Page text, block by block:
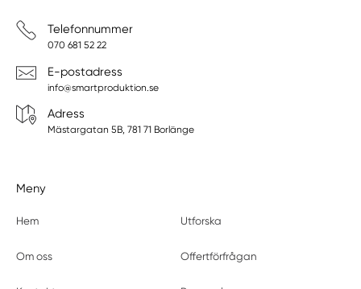
Telefonnummer
070 681 52 22
E-postadress
info@smartproduktion.se
Adress
Mästargatan 5B, 781 71 Borlänge
Meny
Hem Utforska
Om oss Offertförfrågan